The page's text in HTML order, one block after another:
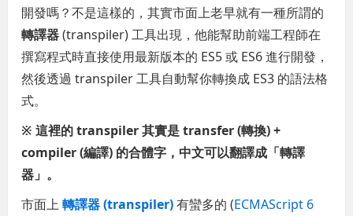
開發嗎？不是這樣的，其實市面上老早就有一種所謂的
轉譯器(transpiler) 工具出現，他能幫助前端工程師在
撰寫程式時直接使用最新版本的 ES5 或 ES6 進行開發，
然後透過 transpiler 工具自動幫你轉換成 ES3 的語法格
式。
※ 這裡的 transpiler 其實是 transfer (轉換) +
compiler (編譯) 的合體字，中文可以翻譯成「轉譯
器」。
市面上轉譯器 (transpiler)有蠻多的 (ECMAScript 6